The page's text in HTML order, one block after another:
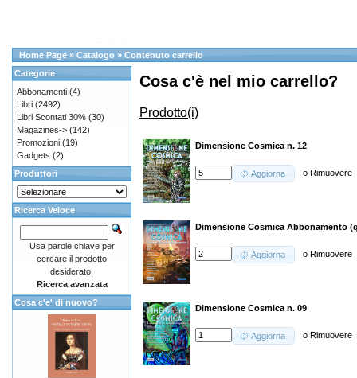
Home Page » Catalogo » Contenuto carrello
Cosa c'è nel mio carrello?
Prodotto(i)
Dimensione Cosmica n. 12
Aggiorna oRimuovere
Dimensione Cosmica Abbonamento
Aggiorna oRimuovere
Dimensione Cosmica n. 09
Aggiorna oRimuovere
Categorie
Abbonamenti (4)
Libri (2492)
Libri Scontati 30% (30)
Magazines-> (142)
Promozioni (19)
Gadgets (2)
Produttori
Ricerca Veloce
Usa parole chiave per
cercare il prodotto
desiderato.
Ricerca avanzata
Cosa c'e' di nuovo?